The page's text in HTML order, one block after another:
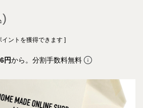
イントを獲得できます ]
円から。分割手数料無料